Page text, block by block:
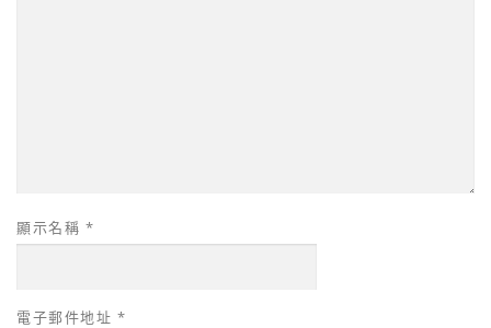
顯示名稱 *
電子郵件地址 *